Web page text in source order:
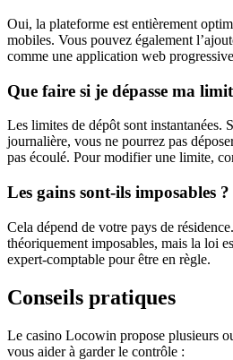
Oui, la plateforme est entièrement
mobiles. Vous pouvez également
comme une application web
Que faire si je dépasse ma
Les limites de dépôt sont instantanées.
journalière, vous ne pourrez pas
pas écoulé. Pour modifier une limite,
Les gains sont-ils imposables ?
Cela dépend de votre pays de
théoriquement imposables, mais la loi
expert-comptable pour être en règle.
Conseils pratiques
Le casino Locowin propose plusieurs
vous aider à garder le contrôle :